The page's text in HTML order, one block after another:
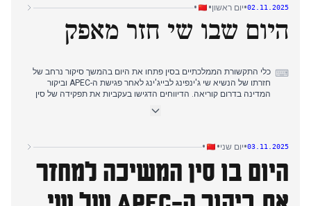
בתחום הבינה המלאכותית. במקביל, פגישתו של שי עם נשיא דרום
קוריאה לי ג'ה-מיונג זכתה לתשומת לב ניכרת, תוך הדגשת תקשורת
אסטרטגית מחוזקת ואמון הדדי, לרגל עזיבתו של שי מדרום קוריאה.
02.11.2025
•יום ראשון•
•
היום שבו שי חזר מאפק
⌨ כלי התקשורת הממלכתיים בסין פתחו את היום בהמשך סיקור נרחב של
חזרתו של הנשיא שי ג'ינפינג לבייג'ינג לאחר פגישת ה-APEC וביקור
המדינה בדרום קוריאה. הדיווחים הדגישו בעקביות את תפקידה של סין
האזורי מהימים הקודמים. בצהריים המוקדמים, כלי התקשורת המשיכו
הערוצים הצבאיים בין סין לארה"ב, המשקפים נוף דיפלומטי מתפתח.
הסיקור היומי אישש במידה רבה את נוכחותה האסרטיבית של סין בזירה
העולמית, תוך הד רגשות מדו"חות קודמים על פגישת APEC ומגעים
בילטרליים.
03.11.2025
•יום שני•
•
היום בו סין המשיכה למחזר